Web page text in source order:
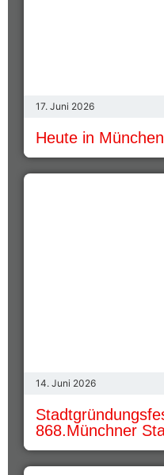
17. Juni 2026
Heute in
14. Juni 2026
868.Münchner